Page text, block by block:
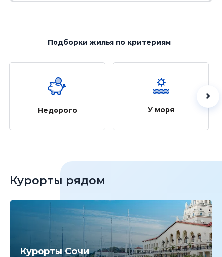
Подборки жильяпо критериям
Недорого У моря
Курорты рядом
Курорты Сочи